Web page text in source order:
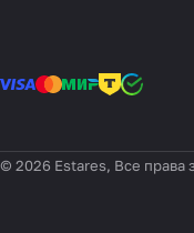
© 2026 Estares, Все